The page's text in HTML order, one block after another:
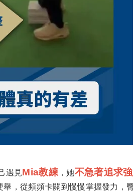
遇見Mia教練，她不急著追求
舉，從頻頻卡關到慢慢掌握發力，